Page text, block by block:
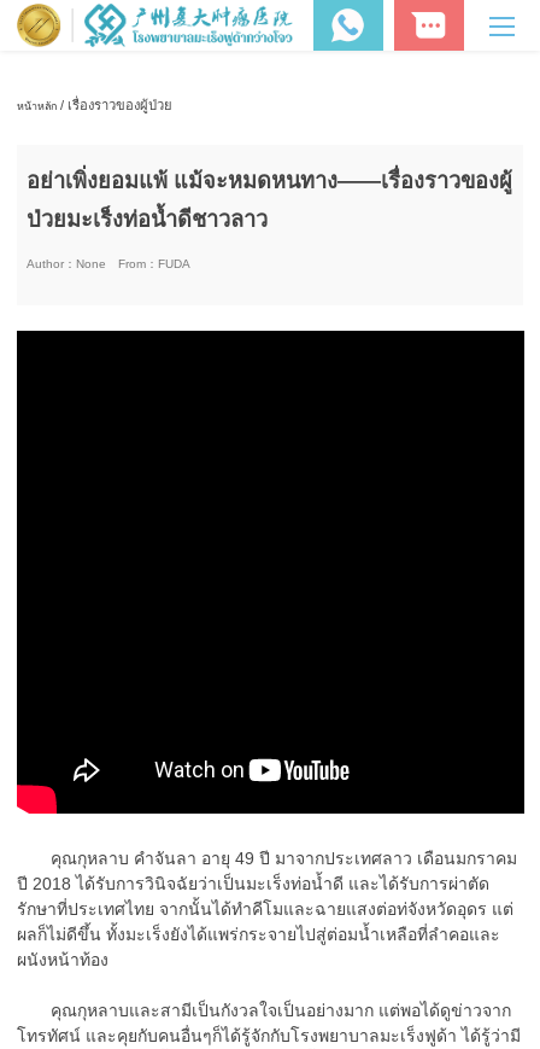
หน้าหลัก/ เรื่องราวของผู้ป่วย
อย่าเพิ่งยอมแพ้ แม้จะหมดหนทาง——เรื่องราวของผู้
ป่วยมะเร็งท่อน้ำดีชาวลาว
Author： None From： FUDA
คุณกุหลาบ คำจันลา อายุ 49 ปี มาจากประเทศลาว เดือนมกราคม
ปี 2018 ได้รับการวินิจฉัยว่าเป็นมะเร็งท่อน้ำดี และได้รับการผ่าตัด
รักษาที่ประเทศไทย จากนั้นได้ทำคีโมและฉายแสงต่อท่จังหวัดอุดร แต่
ผลก็ไม่ดีขึ้น ทั้งมะเร็งยังได้แพร่กระจายไปสู่ต่อมน้ำเหลือที่ลำคอและ
ผนังหน้าท้อง
คุณกุหลาบและสามีเป็นกังวลใจเป็นอย่างมาก แต่พอได้ดูข่าวจาก
โทรทัศน์ และคุยกับคนอื่นๆก็ได้รู้จักกับโรงพยาบาลมะเร็งฟูด้า ได้รู้ว่ามี